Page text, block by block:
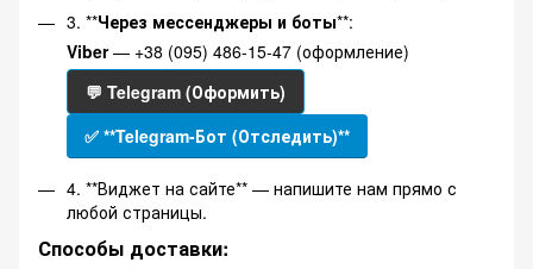
3. **Через мессенджеры и боты**:
Viber— +38 (095) 486-15-47 (оформление)
💬 Telegram (Оформить)
✅ **Telegram-Бот (Отследить)**
4. **Виджет на сайте** — напишите нам прямо с
любой страницы.
Способы доставки: